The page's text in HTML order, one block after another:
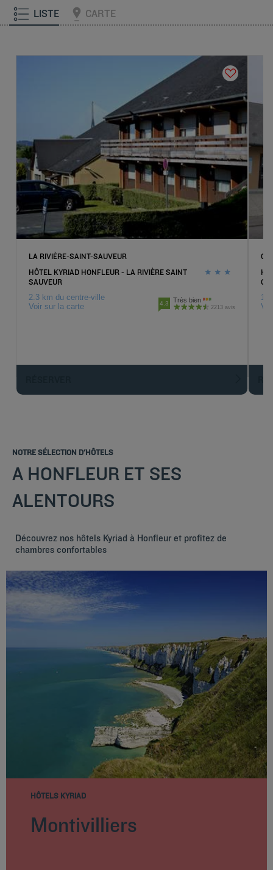
LISTE CARTE
LA RIVIÈRE-SAINT-SAUVEUR
HÔTEL KYRIAD HONFLEUR - LA RIVIÈRE SAINT
SAUVEUR
2.3 km du centre-ville
Voir sur la carte
4.3 Très bien
2213 avis
10
NOTRE SÉLECTION D'HÔTELS
A HONFLEUR ET SES
ALENTOURS
Découvrez nos hôtels Kyriad à Honfleur et profitez de
chambres confortables
HÔTELS KYRIAD
Montivilliers